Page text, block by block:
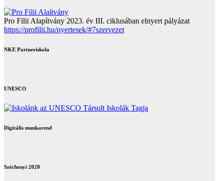
Pro Filii Alapítvány 2023. év III. ciklusában elnyert pályázat
https://profilii.hu/nyertesek/#7szervezet
NKE Partneriskola
UNESCO
Digitális munkarend
Széchenyi 2020